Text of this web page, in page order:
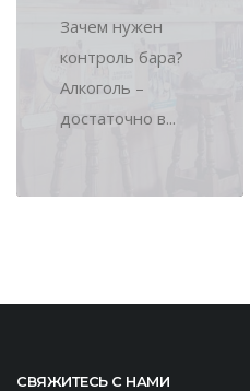
Зачем нужен
контроль бара?
Алкоголь –
достаточно в...
СВЯЖИТЕСЬ С НАМИ